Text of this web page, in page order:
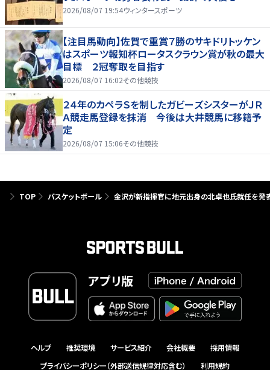
2026/08/07 19:54ウィンタースポーツ
【注目馬動向】佐賀で重賞７勝のサキドリトッケン
はスポーツ報知杯ロータスクラウン賞が秋の最大
目標 ２冠奪取を目指す
2026/08/07 16:02その他競技
２４年のカペラＳを制したガビーズシスターがＪＲ
Ａ競走馬登録を抹消 今後は大井競馬に移籍予
定
2026/08/07 15:06その他競技
TOP バスケットボール 金沢が新指揮官に地元出身の北卓也氏就任を発
アプリ版
ヘルプ 推奨環境 サービス紹介 会社概要
採用情報
プライバシーポリシー（外部送信規律対応含む）
利用規約